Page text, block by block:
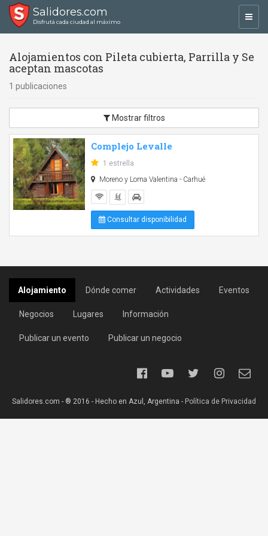
Salidores.com
Disfrutá cada ciudad al máximo
Alojamientos con Pileta cubierta, Parrilla y Se
aceptan mascotas
1 publicaciones
Mostrar filtros
Complejo Levalle
1 estrella
Moreno y Loma Valentina - Carhué
Consultar disponibilidad
Alojamiento Dónde comer Actividades Eventos
Negocios Lugares Información
Publicar un evento Publicar un negocio
Salidores.com - ® 2016 - Hecho en Azul, Argentina - Política de Privacidad